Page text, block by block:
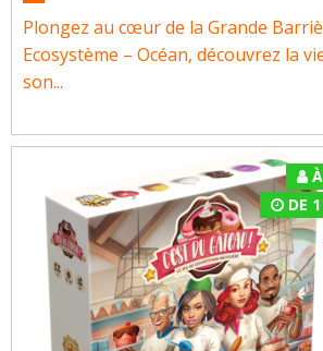
Plongez au cœur de la Grande
Ecosystème – Océan, découvrez la
son...
DE